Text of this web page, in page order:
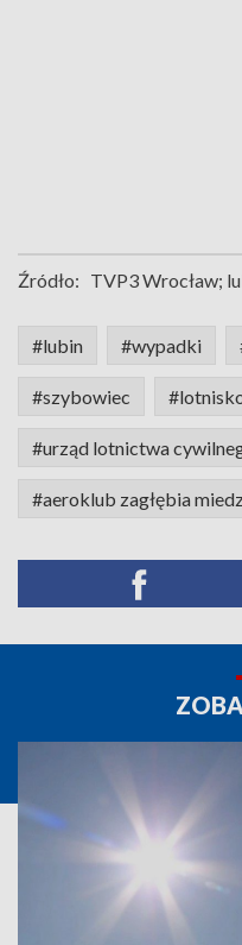
Źródło: TVP3 Wrocław;
#lubin #wypadki
#szybowiec
#urząd lotnictwa
#aeroklub zagłębia